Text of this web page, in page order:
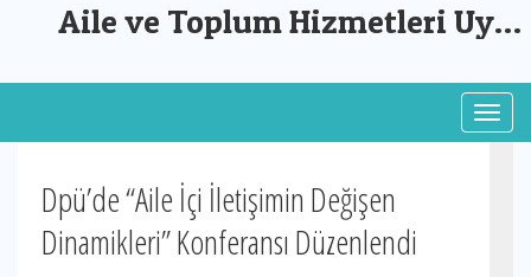
Aile ve Toplum Hizmetleri Uyg.
Dpü’de “Aile İçi İletişimin Değişen
Dinamikleri” Konferansı Düzenlendi